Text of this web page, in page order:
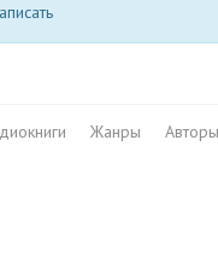
Жанры Авторы